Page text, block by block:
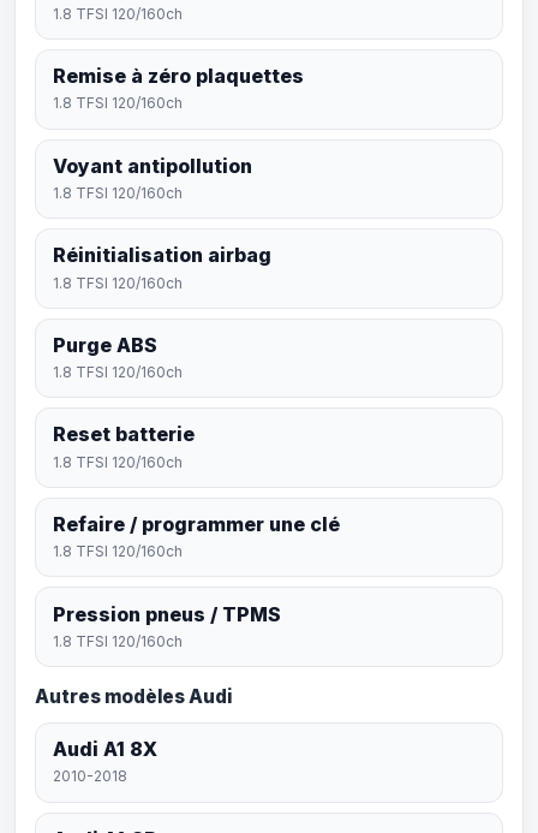
1.8 TFSI 120/160ch
Remise à zéro plaquettes
1.8 TFSI 120/160ch
Voyant antipollution
1.8 TFSI 120/160ch
Réinitialisation airbag
1.8 TFSI 120/160ch
Purge ABS
1.8 TFSI 120/160ch
Reset batterie
1.8 TFSI 120/160ch
Refaire / programmer une clé
1.8 TFSI 120/160ch
Pression pneus / TPMS
1.8 TFSI 120/160ch
Autres modèles Audi
Audi A1 8X
2010-2018